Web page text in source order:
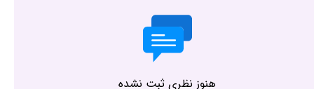
هنوز نظری ثبت نشده